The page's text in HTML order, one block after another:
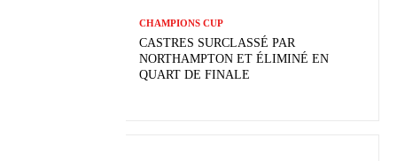
CHAMPIONS CUP
CASTRES SURCLASSÉ PAR
NORTHAMPTON ET ÉLIMINÉ EN
QUART DE FINALE